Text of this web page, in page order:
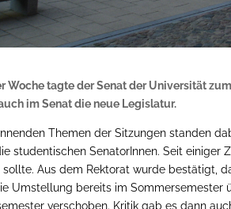
Woche tagte der Senat der Universität
im Senat die neue Legislatur.
Themen der Sitzungen standen
studentischen SenatorInnen. Seit einiger
sollte. Aus dem Rektorat wurde bestätigt,
Umstellung bereits im Sommersemester
verschoben. Kritik gab es dann